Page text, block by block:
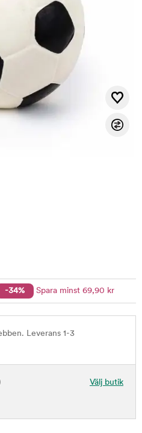
-34% Spara minst 69,90 kr
Leverans 1-3
Välj butik